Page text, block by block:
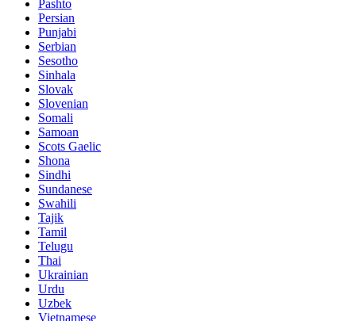
Pashto
Persian
Punjabi
Serbian
Sesotho
Sinhala
Slovak
Slovenian
Somali
Samoan
Scots Gaelic
Shona
Sindhi
Sundanese
Swahili
Tajik
Tamil
Telugu
Thai
Ukrainian
Urdu
Uzbek
Vietnamese